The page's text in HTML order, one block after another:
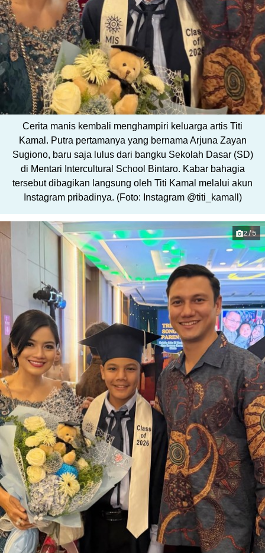
Cerita manis kembali menghampiri keluarga artis Titi
Kamal. Putra pertamanya yang bernama Arjuna Zayan
Sugiono, baru saja lulus dari bangku Sekolah Dasar (SD)
di Mentari Intercultural School Bintaro. Kabar bahagia
tersebut dibagikan langsung oleh Titi Kamal melalui akun
Instagram pribadinya. (Foto: Instagram @titi_kamall)
2/5